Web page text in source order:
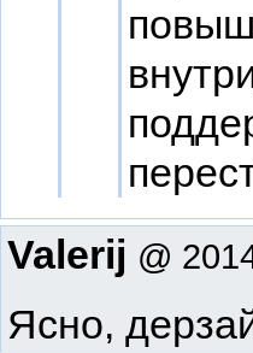
Valerij @
Ясно,